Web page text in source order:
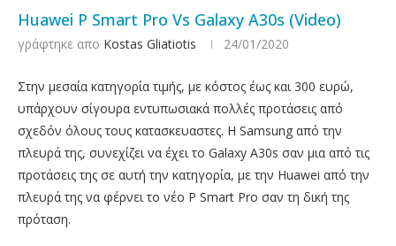
Huawei P Smart Pro Vs Galaxy A30s (Video)
γράφτηκε απο Kostas Gliatiotis 24/01/2020
Στην μεσαία κατηγορία τιμής, με κόστος έως και 300 ευρώ,
υπάρχουν σίγουρα εντυπωσιακά πολλές προτάσεις από
σχεδόν όλους τους κατασκευαστες. Η Samsung από την
πλευρά της, συνεχίζει να έχει το Galaxy A30s σαν μια από τις
προτάσεις της σε αυτή την κατηγορία, με την Huawei από την
πλευρά της να φέρνει το νέο P Smart Pro σαν τη δική της
πρόταση.